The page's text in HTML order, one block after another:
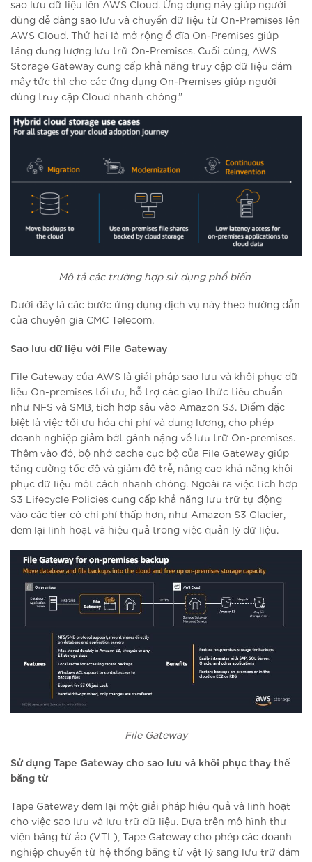
sao lưu dữ liệu lên AWS Cloud. Ứng dụng này giúp người
dùng dễ dàng sao lưu và chuyển dữ liệu từ On-Premises lên
AWS Cloud. Thứ hai là mở rộng ổ đĩa On-Premises giúp
tăng dung lượng lưu trữ On-Premises. Cuối cùng, AWS
Storage Gateway cung cấp khả năng truy cập dữ liệu đám
mây tức thì cho các ứng dụng On-Premises giúp người
dùng truy cập Cloud nhanh chóng.”
Mô tả các trường hợp sử dụng phổ biến
Dưới đây là các bước ứng dụng dịch vụ này theo hướng dẫn
của chuyên gia CMC Telecom.
Sao lưu dữ liệu với File Gateway
File Gateway của AWS là giải pháp sao lưu và khôi phục dữ
liệu On-premises tối ưu, hỗ trợ các giao thức tiêu chuẩn
như NFS và SMB, tích hợp sâu vào Amazon S3. Điểm đặc
biệt là việc tối ưu hóa chi phí và dung lượng, cho phép
doanh nghiệp giảm bớt gánh nặng về lưu trữ On-premises.
Thêm vào đó, bộ nhớ cache cục bộ của File Gateway giúp
tăng cường tốc độ và giảm độ trễ, nâng cao khả năng khôi
phục dữ liệu một cách nhanh chóng. Ngoài ra việc tích hợp
S3 Lifecycle Policies cung cấp khả năng lưu trữ tự động
vào các tier có chi phí thấp hơn, như Amazon S3 Glacier,
đem lại linh hoạt và hiệu quả trong việc quản lý dữ liệu.
File Gateway
Sử dụng Tape Gateway cho sao lưu và khôi phục thay thế
băng từ
Tape Gateway đem lại một giải pháp hiệu quả và linh hoạt
cho việc sao lưu và lưu trữ dữ liệu. Dựa trên mô hình thư
viện băng từ ảo (VTL), Tape Gateway cho phép các doanh
nghiệp chuyển từ hệ thống băng từ vật lý sang lưu trữ đám